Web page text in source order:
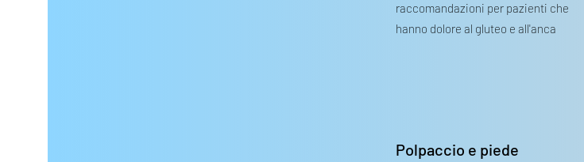
raccomandazioni per pazienti che
hanno dolore al gluteo e all'anca
Polpaccio e piede